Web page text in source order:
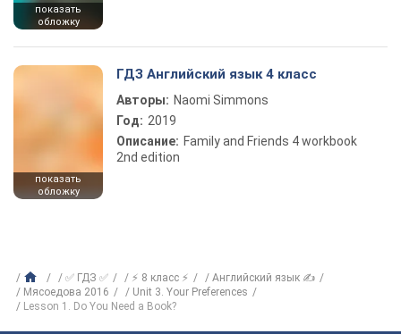
показать
обложку
показать
обложку
ГДЗ Английский язык 4 класс
Авторы: Naomi Simmons
Год: 2019
Описание: Family and Friends 4 workbook
2nd edition
✅ ГДЗ ✅ ⚡ 8 класс ⚡
Английский язык ✍
Мясоедова 2016
Unit 3. Your Preferences
Lesson 1. Do You Need a Book?